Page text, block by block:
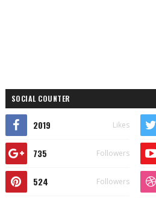
SOCIAL COUNTER
2019 Likes
735 Followers
524 Followers